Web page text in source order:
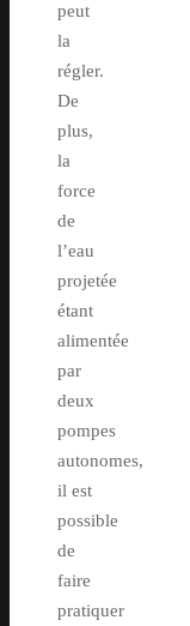
peut
la
régler.
De
plus,
la
force
de
l’eau
projetée
étant
alimentée
par
deux
pompes
autonomes,
il est
possible
de
faire
pratiquer